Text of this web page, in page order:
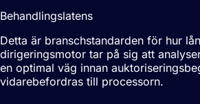
Behandlingslatens
Detta är branschstandarden för hur
dirigeringsmotor tar på sig att
en optimal väg innan
vidarebefordras till processorn.